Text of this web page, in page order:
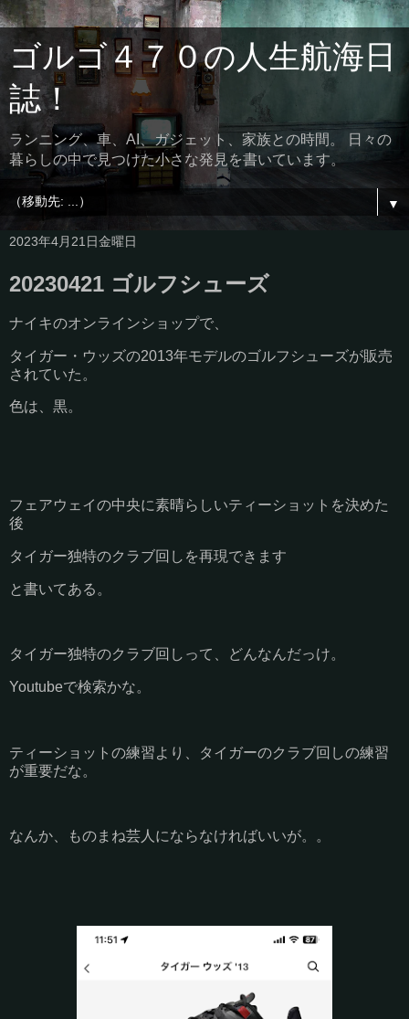
ゴルゴ４７０の人生航海日
誌！
ランニング、車、AI、ガジェット、家族との時間。 日々の
暮らしの中で見つけた小さな発見を書いています。
▼
2023年4月21日金曜日
20230421 ゴルフシューズ
ナイキのオンラインショップで、
タイガー・ウッズの2013年モデルのゴルフシューズが販売
されていた。
色は、黒。
フェアウェイの中央に素晴らしいティーショットを決めた
後
タイガー独特のクラブ回しを再現できます
と書いてある。
タイガー独特のクラブ回しって、どんなんだっけ。
Youtubeで検索かな。
ティーショットの練習より、タイガーのクラブ回しの練習
が重要だな。
なんか、ものまね芸人にならなければいいが。。